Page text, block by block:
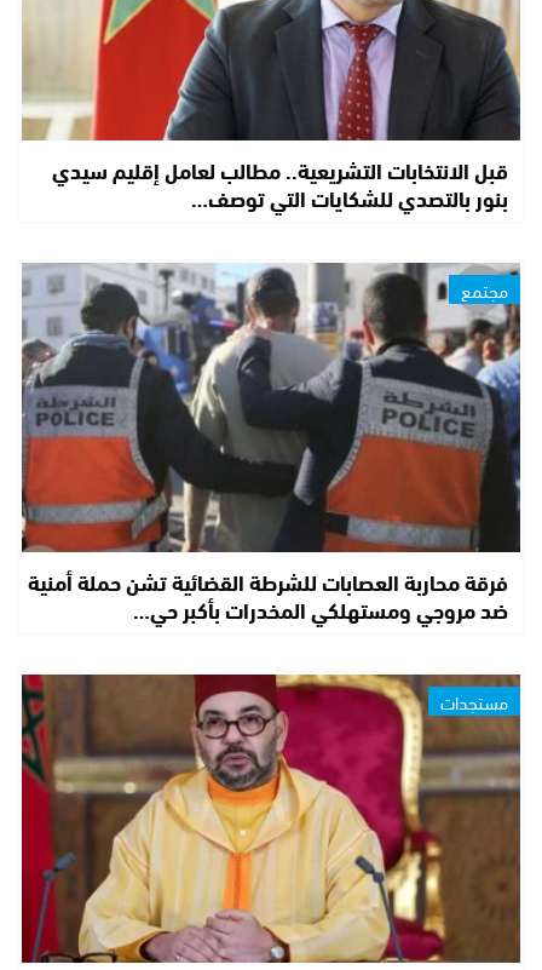
قبل الانتخابات التشريعية.. مطالب لعامل إقليم سيدي
بنور بالتصدي للشكايات التي توصف…
مجتمع
فرقة محاربة العصابات للشرطة القضائية تشن حملة أمنية
ضد مروجي ومستهلكي المخدرات بأكبر حي…
مستجدات